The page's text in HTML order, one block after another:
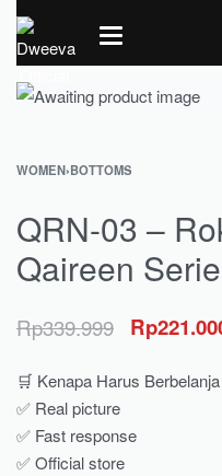
WOMEN›BOTTOMS
QRN-03 –
Qaireen
Rp339.999 Rp
🛒 Kenapa Harus
✅ Real picture
✅ Fast response
✅ Official store